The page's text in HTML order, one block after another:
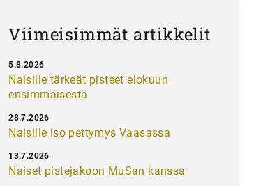
Viimeisimmät artikkelit
Naisille tärkeät pisteet elokuun
ensimmäisestä
5.8.2026
Naisille iso pettymys Vaasassa
28.7.2026
Naiset pistejakoon MuSan kanssa
13.7.2026